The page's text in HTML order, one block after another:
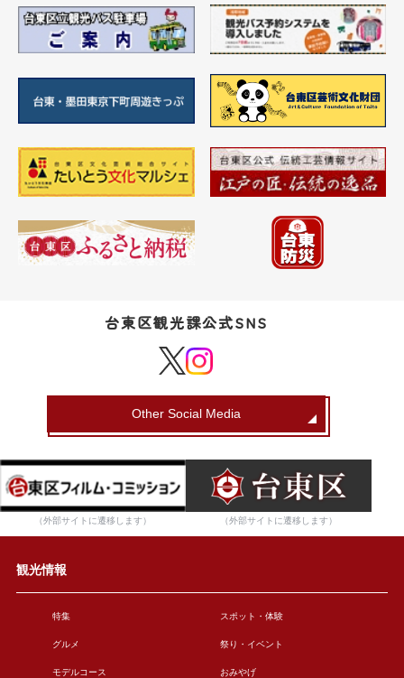
台東区観光課公式SNS
Other Social Media
（外部サイトに遷移します） （外部サイトに遷移します）
観光情報
特集 スポット・体験
グルメ 祭り・イベント
モデルコース おみやげ